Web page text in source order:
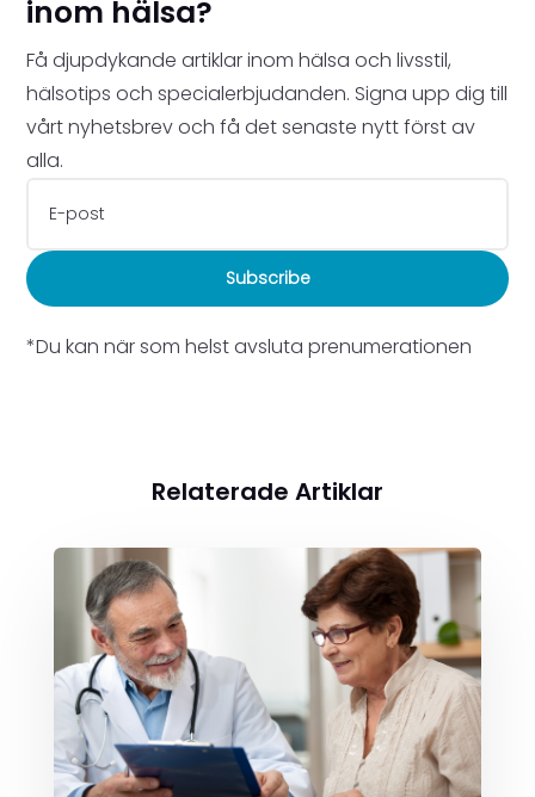
inom hälsa?
Få djupdykande artiklar inom hälsa och livsstil,
hälsotips och specialerbjudanden. Signa upp dig till
vårt nyhetsbrev och få det senaste nytt först av
alla.
Subscribe
*Du kan när som helst avsluta prenumerationen
Relaterade Artiklar